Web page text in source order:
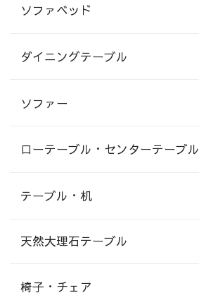
ソファベッド
ダイニングテーブル
ソファー
ローテーブル・センターテーブル
テーブル・机
天然大理石テーブル
椅子・チェア